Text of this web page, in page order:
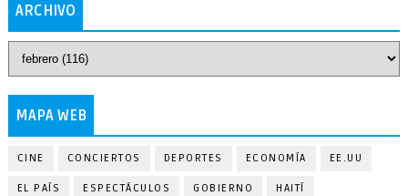
ARCHIVO
MAPA WEB
CINE CONCIERTOS DEPORTES ECONOMÍA EE.UU
EL PAÍS ESPECTÁCULOS GOBIERNO HAITÍ